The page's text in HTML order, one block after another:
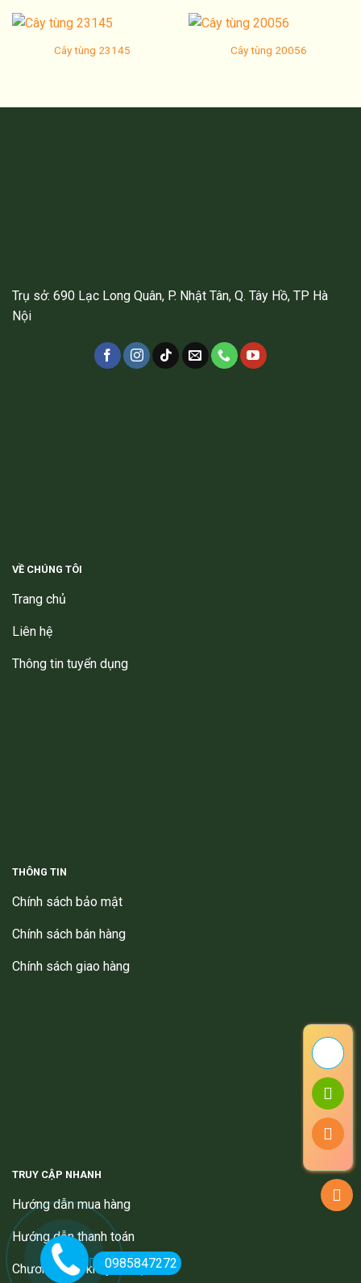
Cây tùng 23145 Cây tùng 20056
Trụ sở: 690 Lạc Long Quân, P. Nhật Tân, Q. Tây Hồ, TP Hà
Nội
VỀ CHÚNG TÔI
Trang chủ
Liên hệ
Thông tin tuyển dụng
THÔNG TIN
Chính sách bảo mật
Chính sách bán hàng
Chính sách giao hàng
TRUY CẬP NHANH
Hướng dẫn mua hàng
Hướng dẫn thanh toán
Chương trình khuyến mại
0985847272